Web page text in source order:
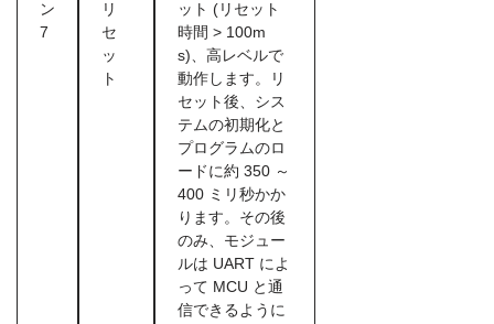
ン
7
リ
セ
ッ
ト
ット (リセット
時間 > 100m
s)、高レベルで
動作します。リ
セット後、シス
テムの初期化と
プログラムのロ
ードに約 350 ～
400 ミリ秒かか
ります。その後
のみ、モジュー
ルは UART によ
って MCU と通
信できるように